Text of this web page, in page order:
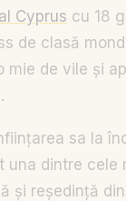
Cyprus cu 18
de clasă
mie de vile și
sa la
una dintre cele
și reședință